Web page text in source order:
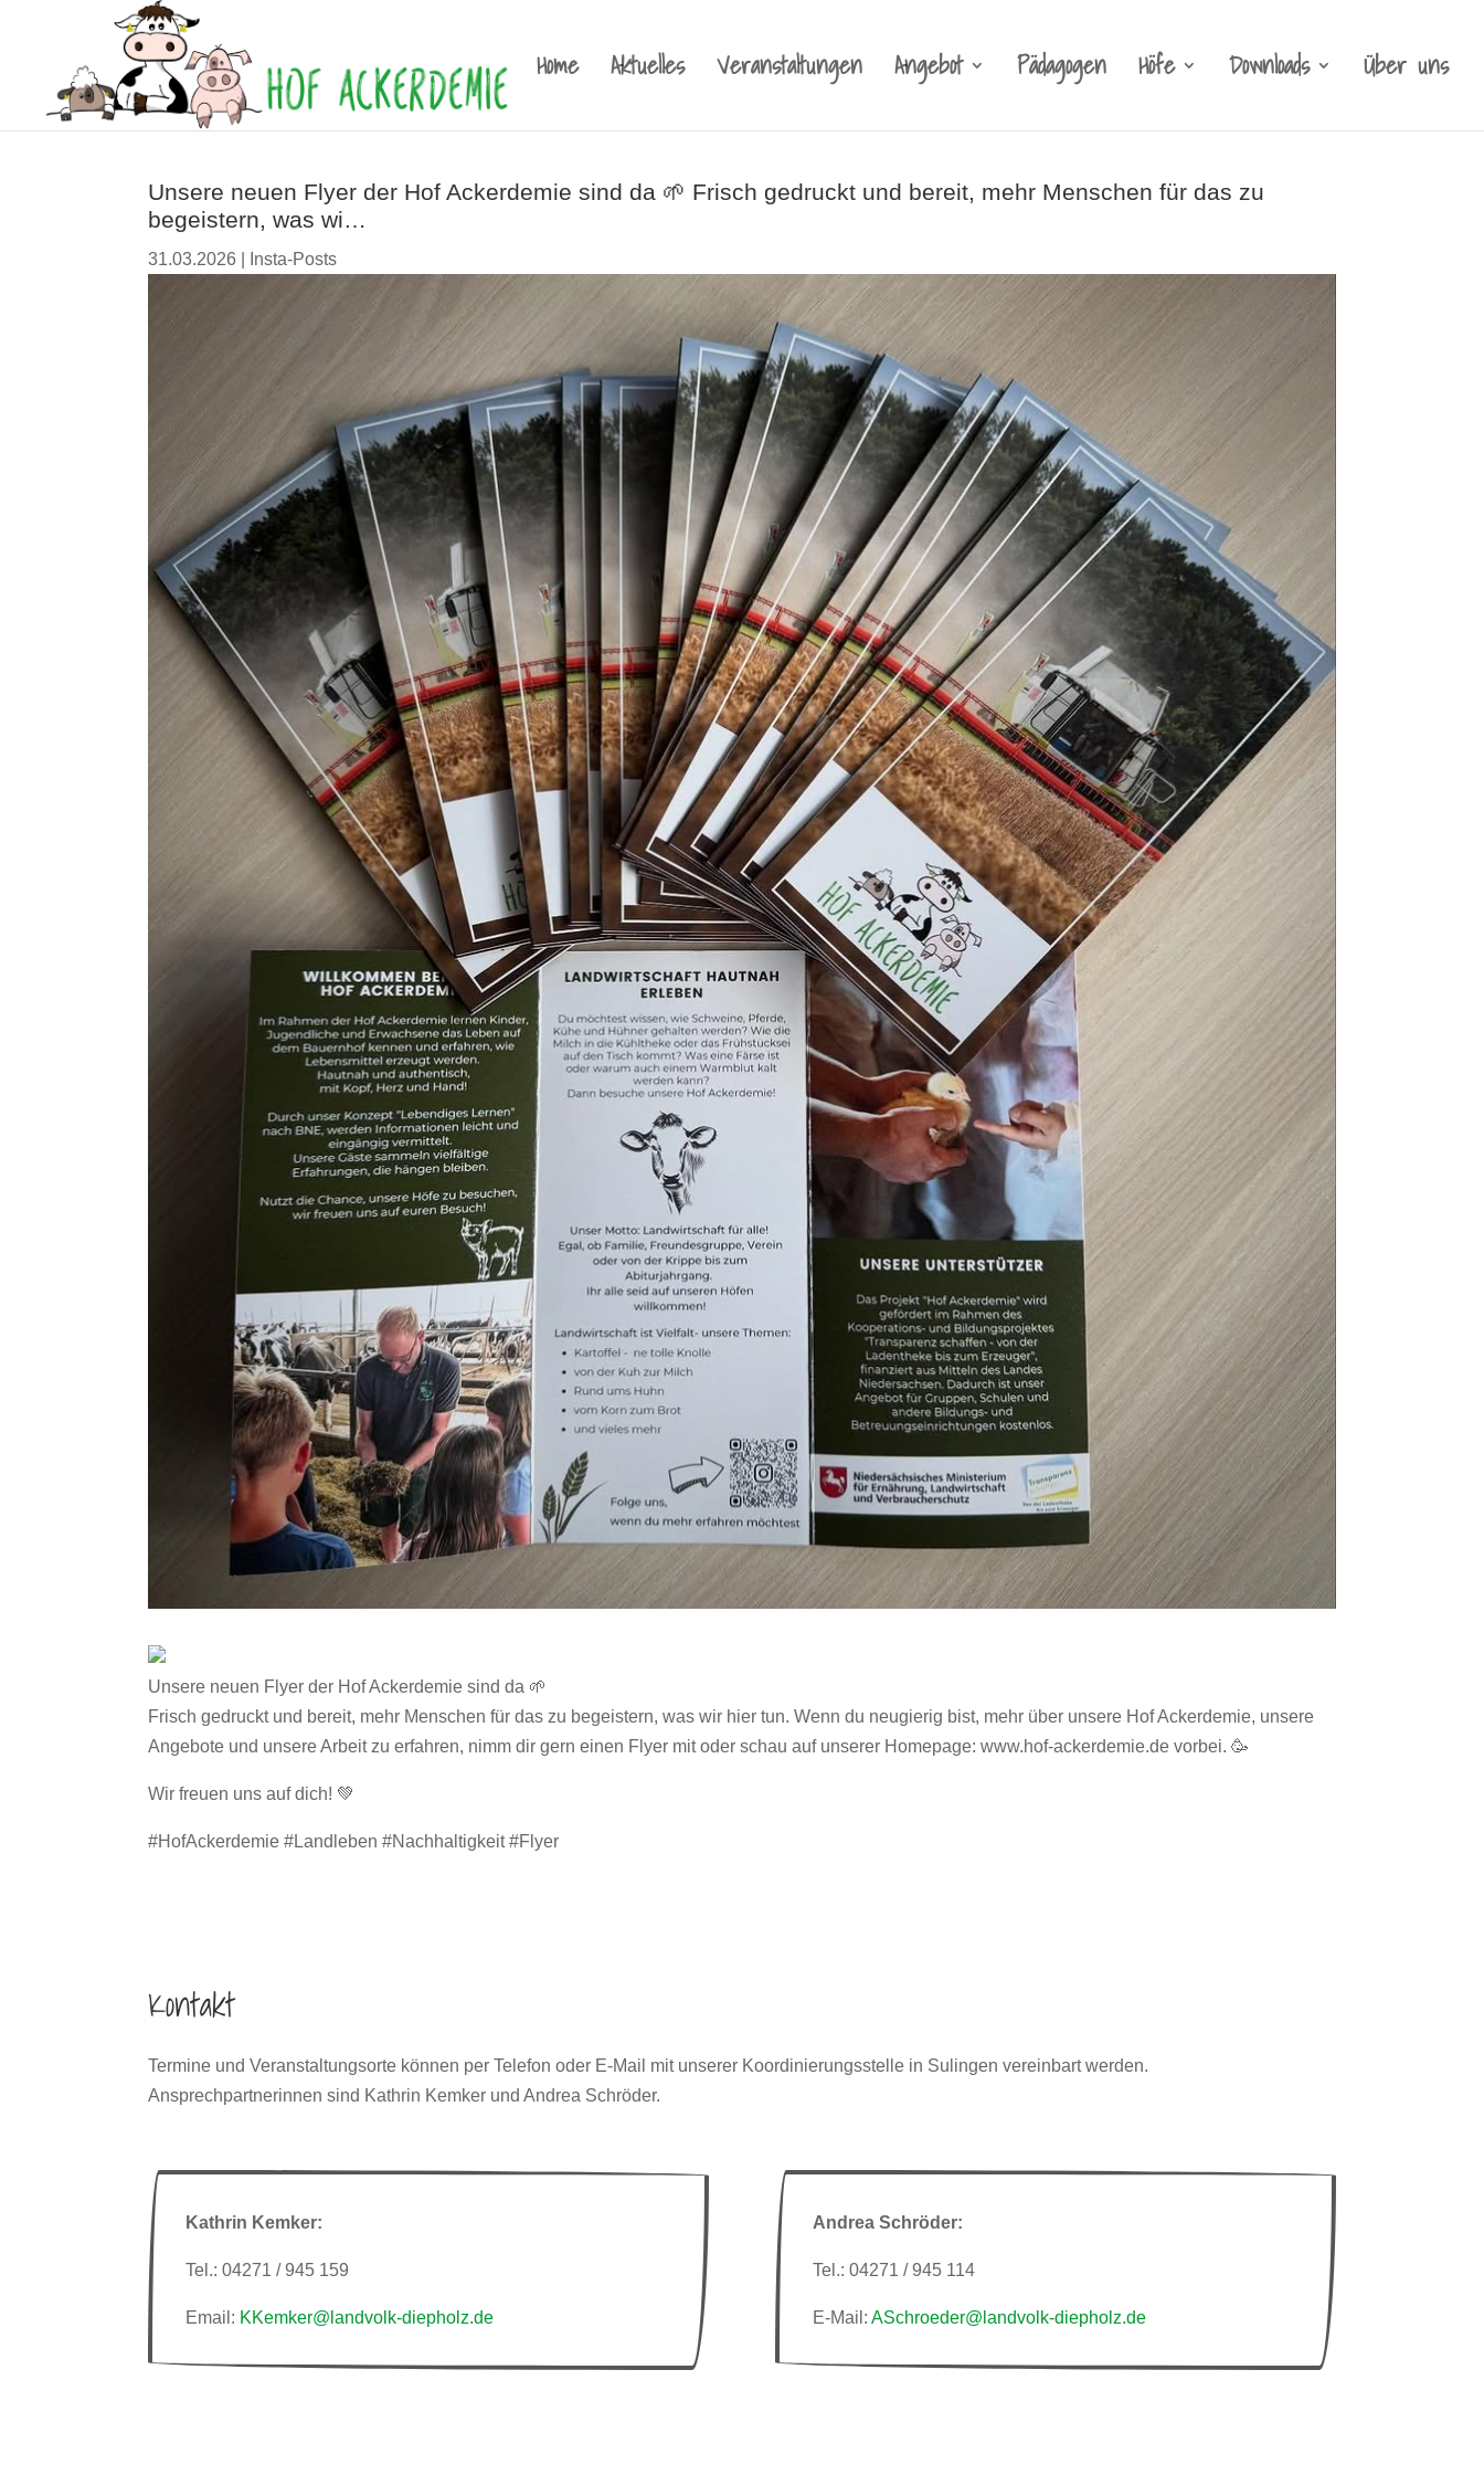
Home Aktuelles Veranstaltungen Angebot Pädagogen Höfe Downloads Über uns
Unsere neuen Flyer der Hof Ackerdemie sind da 🌱 Frisch gedruckt und bereit, mehr Menschen für das zu
begeistern, was wi…
31.03.2026 Insta-Posts
Unsere neuen Flyer der Hof Ackerdemie sind da 🌱
Frisch gedruckt und bereit, mehr Menschen für das zu begeistern, was wir hier tun. Wenn du neugierig bist, mehr über unsere Hof Ackerdemie, unsere
Angebote und unsere Arbeit zu erfahren, nimm dir gern einen Flyer mit oder schau auf unserer Homepage: www.hof-ackerdemie.de vorbei. 🥳
Wir freuen uns auf dich! 💚
#HofAckerdemie #Landleben #Nachhaltigkeit #Flyer
Kontakt
Termine und Veranstaltungsorte können per Telefon oder E-Mail mit unserer Koordinierungsstelle in Sulingen vereinbart werden.
Ansprechpartnerinnen sind Kathrin Kemker und Andrea Schröder.
Kathrin Kemker:
Tel.: 04271 / 945 159
Email: KKemker@landvolk-diepholz.de
Andrea Schröder:
Tel.: 04271 / 945 114
E-Mail: ASchroeder@landvolk-diepholz.de